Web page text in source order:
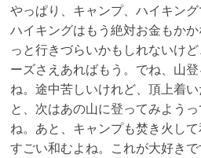
やっぱり、キャンプ、ハイキング
ハイキングはもう絶対お金もか
っと行きづらいかもしれないけ
ーズさえあればもう。でね、山
ね。途中苦しいけれど、頂上着
と、次はあの山に登ってみよう
ね。あと、キャンプも焚き火し
すごい和むよね。これが大好きで